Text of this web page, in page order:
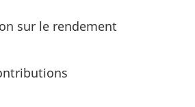
sur le rendement